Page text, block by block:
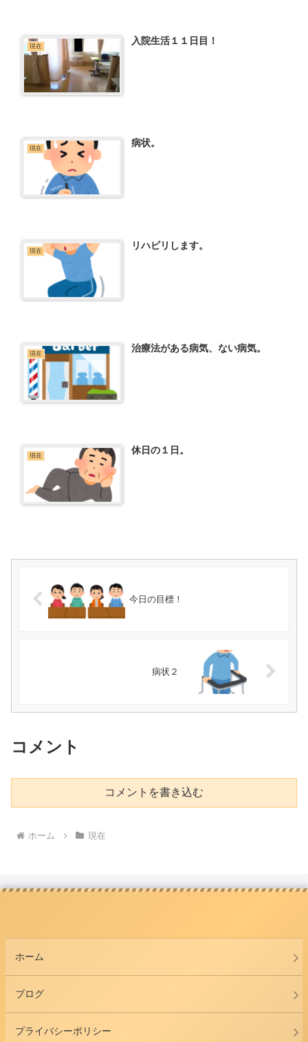
現在 入院生活１１日目！
現在 病状。
現在 リハビリします。
現在 治療法がある病気、ない病気。
現在 休日の１日。
今日の目標！
病状２
コメント
コメントを書き込む
ホーム 現在
ホーム
ブログ
プライバシーポリシー